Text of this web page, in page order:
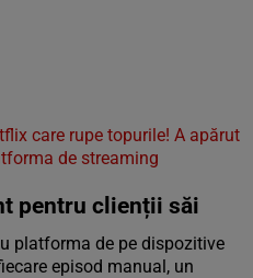
care rupe topurile! A apărut
de streaming
pentru clienții săi
platforma de pe dispozitive
episod manual, un